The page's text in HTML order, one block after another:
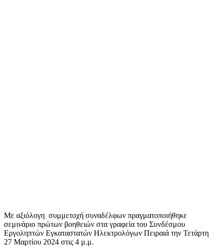
Με αξιόλογη συμμετοχή συναδέλφων πραγματοποιήθηκε
σεμινάριο πρώτων βοηθειών στα γραφεία του Συνδέσμου
Εργοληπτών Εγκαταστατών Ηλεκτρολόγων Πειραιά την Τετάρτη
27 Μαρτίου 2024 στις 4 μ.μ.